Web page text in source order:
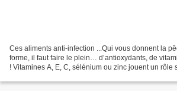
Ces aliments anti-infection ...Qui vous donnent la
forme, il faut faire le plein… d’antioxydants, de
! Vitamines A, E, C, sélénium ou zinc jouent un rôle